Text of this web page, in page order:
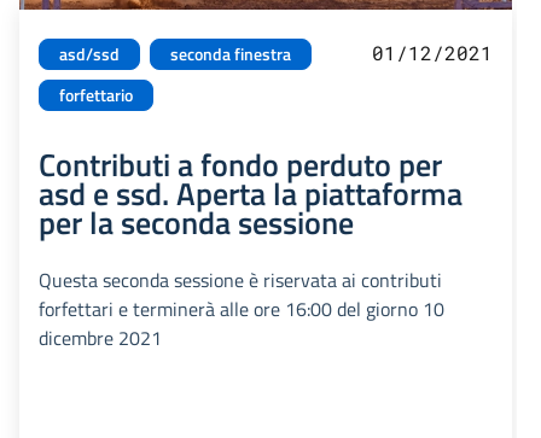
asd/ssd
seconda finestra
forfettario
01/12/2021
Contributi a fondo perduto per
asd e ssd. Aperta la piattaforma
per la seconda sessione
Questa seconda sessione è riservata ai contributi
forfettari e terminerà alle ore 16:00 del giorno 10
dicembre 2021